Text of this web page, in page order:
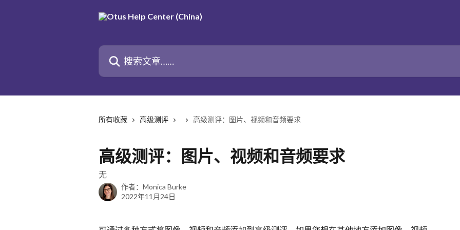
搜索文章……
所有收藏 高级测评 高级测评：图片、视频和音频要求
高级测评：图片、视频和音频要求
无
作者： Monica Burke
2022年11月24日